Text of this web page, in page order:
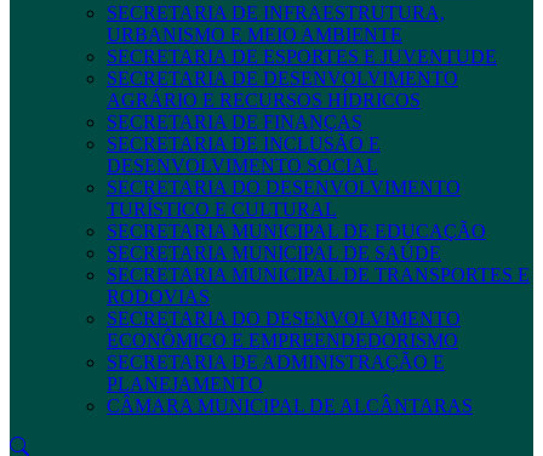
SECRETARIA DE INFRAESTRUTURA,
URBANISMO E MEIO AMBIENTE
SECRETARIA DE ESPORTES E JUVENTUDE
SECRETARIA DE DESENVOLVIMENTO
AGRÁRIO E RECURSOS HÍDRICOS
SECRETARIA DE FINANÇAS
SECRETARIA DE INCLUSÃO E
DESENVOLVIMENTO SOCIAL
SECRETARIA DO DESENVOLVIMENTO
TURÍSTICO E CULTURAL
SECRETARIA MUNICIPAL DE EDUCAÇÃO
SECRETARIA MUNICIPAL DE SAÚDE
SECRETARIA MUNICIPAL DE TRANSPORTES E
RODOVIAS
SECRETARIA DO DESENVOLVIMENTO
ECONÔMICO E EMPREENDEDORISMO
SECRETARIA DE ADMINISTRAÇÃO E
PLANEJAMENTO
CÂMARA MUNICIPAL DE ALCÂNTARAS